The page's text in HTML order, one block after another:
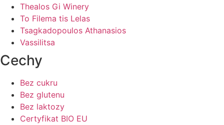
Thealos Gi Winery
To Filema tis Lelas
Tsagkadopoulos Athanasios
Vassilitsa
Cechy
Bez cukru
Bez glutenu
Bez laktozy
Certyfikat BIO EU